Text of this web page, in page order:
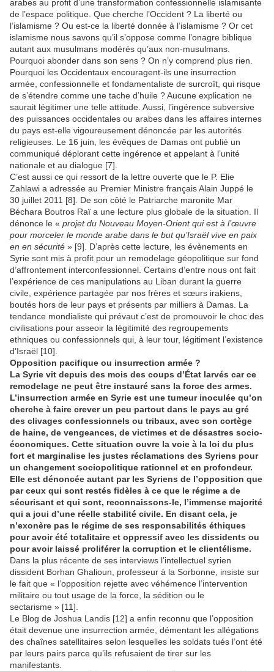
arabes au profit d’une transformation confessionnelle islamisante
de l’espace politique. Que cherche l’Occident ? La liberté ou
l’islamisme ? Ou est-ce la liberté donnée à l’islamisme ? Or cet
islamisme nous savons qu’il s’oppose comme l’onagre biblique
autant aux musulmans modérés qu’aux non-musulmans.
Pourquoi abonder dans son sens ? On n’y comprend plus rien.
Pourquoi les Occidentaux encouragent-ils une insurrection
armée, confessionnelle et fondamentaliste de surcroît, qui risque
de s’étendre comme une tache d’huile ? Aucune explication ne
saurait légitimer une telle attitude. Aussi, l’ingérence subversive
des puissances occidentales ou arabes dans les affaires internes
du pays est-elle vigoureusement dénoncée par les autorités
religieuses. Le 16 juin, les évêques de Damas ont publié un
communiqué déplorant cette ingérence et appelant à l’unité
nationale et au dialogue [7].
C’est aussi ce qui ressort de la lettre ouverte que le P. Elie
Zahlawi a adressée au Premier Ministre français Alain Juppé le
30 juillet 2011 [8]. De son côté le Patriarche maronite Mar
Béchara Boutros Raï a une lecture plus globale de la situation. Il
dénonce le « projet du Nouveau Moyen-Orient qui est à l’œuvre
pour morceler le monde arabe dans le but qu’Israël vive en paix
en en sécurité » [9]. D’après cette lecture, les évènements en
Syrie sont mis à profit pour un remodelage géopolitique sur fond
d’affrontement interconfessionnel. Certains d’entre nous ont fait
l’expérience de ces manipulations au Liban durant la guerre
civile, expérience partagée par nos frères et sœurs irakiens,
boutés hors de leur pays et présents par milliers à Damas. La
tendance mondialiste qui prévaut c’est de promouvoir le choc des
civilisations pour asseoir la légitimité des regroupements
ethniques ou confessionnels qui, à leur tour, légitiment l’existence
d’Israël [10].
Opposition pacifique ou insurrection armée ?
La Syrie vit depuis des mois des coups d’État larvés car ce
remodelage ne peut être instauré sans la force des armes.
L’insurrection armée en Syrie est une tumeur inoculée qu’on
cherche à faire crever un peu partout dans le pays au gré
des clivages confessionnels ou tribaux, avec son cortège
de haine, de vengeances, de victimes et de désastres socio-
économiques. Cette situation ouvre la voie à la loi du plus
fort et marginalise les justes réclamations des Syriens pour
un changement sociopolitique rationnel et en profondeur.
Elle est dénoncée autant par les Syriens de l’opposition que
par ceux qui sont restés fidèles à ce que le régime a de
sécurisant et qui sont, reconnaissons-le, l’immense majorité
qui a joui d’une réelle stabilité civile. En disant cela, je
n’exonère pas le régime de ses responsabilités éthiques
pour avoir été totalitaire et oppressif avec les dissidents ou
pour avoir laissé proliférer la corruption et le clientélisme.
Dans la plus récente de ses interviews l’intellectuel syrien
dissident Borhan Ghalioun, professeur à la Sorbonne, insiste sur
le fait que « l’opposition rejette avec véhémence l’intervention
militaire ou tout usage de la force, la sédition ou le
sectarisme » [11].
Le Blog de Joshua Landis [12] a enfin reconnu que l’opposition
était devenue une insurrection armée, démentant les allégations
des chaînes satellitaires selon lesquelles les soldats tués l’ont été
par leurs pairs parce qu’ils refusaient de tirer sur les
manifestants.